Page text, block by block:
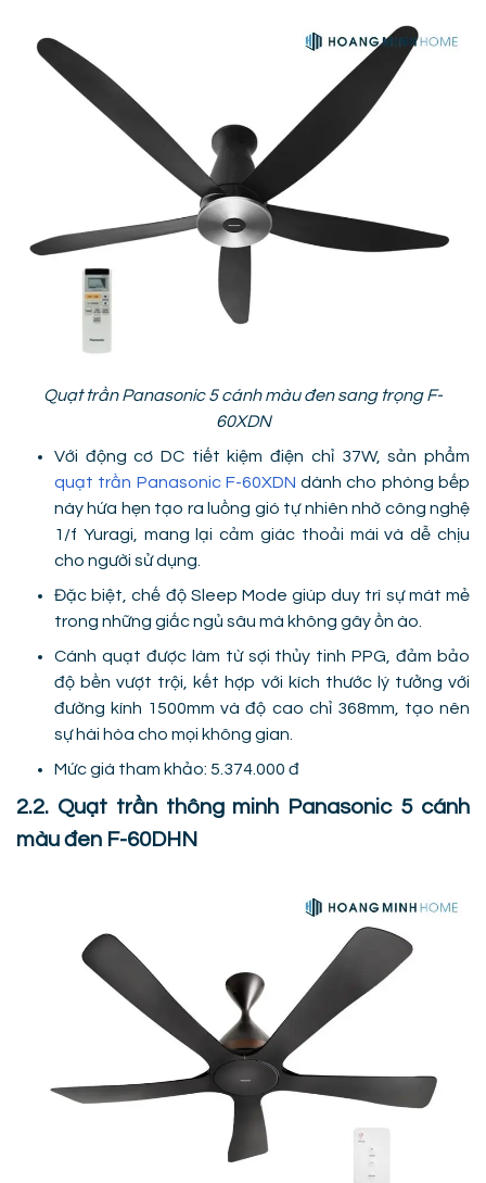
Quạt trần Panasonic 5 cánh màu đen sang trọng F-
60XDN
Với động cơ DC tiết kiệm điện chỉ 37W, sản phẩm
quạt trần Panasonic F-60XDN dành cho phòng bếp
này hứa hẹn tạo ra luồng gió tự nhiên nhờ công nghệ
1/f Yuragi, mang lại cảm giác thoải mái và dễ chịu
cho người sử dụng.
Đặc biệt, chế độ Sleep Mode giúp duy trì sự mát mẻ
trong những giấc ngủ sâu mà không gây ồn ào.
Cánh quạt được làm từ sợi thủy tinh PPG, đảm bảo
độ bền vượt trội, kết hợp với kích thước lý tưởng với
đường kính 1500mm và độ cao chỉ 368mm, tạo nên
sự hài hòa cho mọi không gian.
Mức giá tham khảo: 5.374.000 đ
2.2. Quạt trần thông minh Panasonic 5 cánh
màu đen F-60DHN